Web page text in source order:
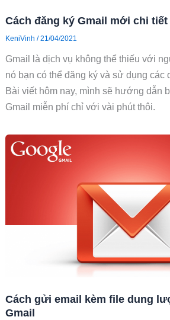
Cách đăng ký Gmail mới chi tiết
KeniVinh /21/04/2021
Gmail là dịch vụ không thể thiếu với
nó bạn có thể đăng ký và sử dụng các
Bài viết hôm nay, mình sẽ hướng dẫn
Gmail miễn phí chỉ với vài phút thôi.
Cách gửi email kèm file dung
Gmail